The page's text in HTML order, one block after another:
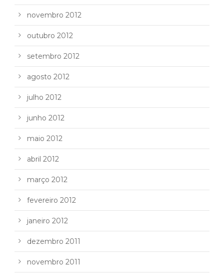
novembro 2012
outubro 2012
setembro 2012
agosto 2012
julho 2012
junho 2012
maio 2012
abril 2012
março 2012
fevereiro 2012
janeiro 2012
dezembro 2011
novembro 2011